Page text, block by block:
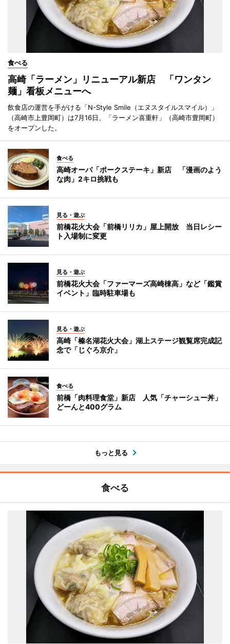
食べる
高崎「ラーメン」リニューアル新店 「ワンタン
麺」看板メニューへ
飲食店の運営を手がける「N-Style Smile（エヌスタイルスマイル）」
（高崎市上豊岡町）は7月16日、「ラーメン喜重軒」（高崎市豊岡町）
をオープンした。
食べる
高崎オーパ「ポークステーキ」新店 「漫画のよう
な肉」2キロ挑戦も
見る・遊ぶ
前橋花火大会「前橋リリカ」屋上開放 当日レシー
ト入場制に変更
見る・遊ぶ
前橋花火大会「ファーマーズ高崎棟高」など「鑑賞
イベント」臨時駐車場も
見る・遊ぶ
高崎「榛名湖花火大会」湖上ステージ観覧席完成記
念で「じぐろ京介」
食べる
前橋「肉料理食堂」新店 人気「チャーシュー丼」
どーんと400グラム
もっと見る
食べる